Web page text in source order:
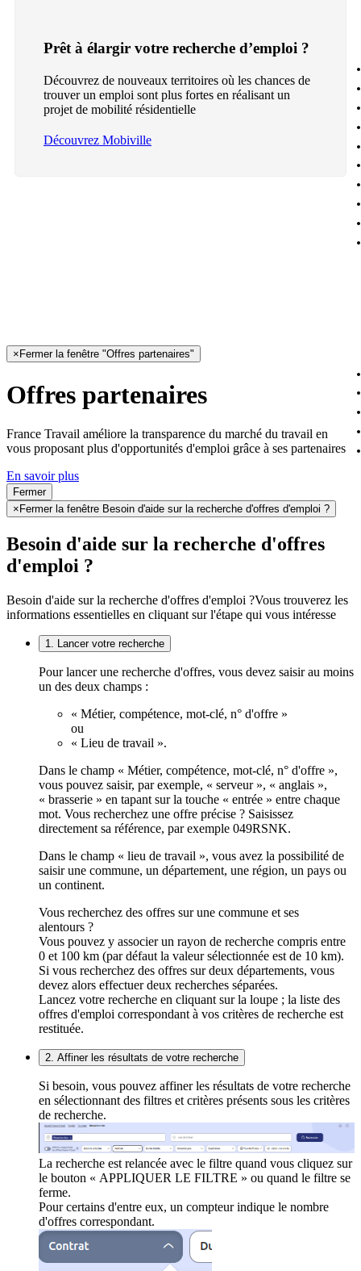
Prêt à élargir votre recherche d’emploi ?
Découvrez de nouveaux territoires où les chances de
trouver un emploi sont plus fortes en réalisant un
projet de mobilité résidentielle
Découvrez Mobiville
× Fermer la fenêtre "Offres partenaires"
Offres partenaires
France Travail améliore la transparence du marché du travail en
vous proposant plus d'opportunités d'emploi grâce à ses partenaires
En savoir plus
Fermer
× Fermer la fenêtre Besoin d'aide sur la recherche d'offres d'emploi ?
Besoin d'aide sur la recherche d'offres
d'emploi ?
Besoin d'aide sur la recherche d'offres d'emploi ?Vous trouverez les
informations essentielles en cliquant sur l'étape qui vous intéresse
1. Lancer votre recherche
Pour lancer une recherche d'offres, vous devez saisir au moins
un des deux champs :
« Métier, compétence, mot-clé, n° d'offre »
ou
« Lieu de travail ».
Dans le champ « Métier, compétence, mot-clé, n° d'offre »,
vous pouvez saisir, par exemple, « serveur », « anglais »,
« brasserie » en tapant sur la touche « entrée » entre chaque
mot. Vous recherchez une offre précise ? Saisissez
directement sa référence, par exemple 049RSNK.
Dans le champ « lieu de travail », vous avez la possibilité de
saisir une commune, un département, une région, un pays ou
un continent.
Vous recherchez des offres sur une commune et ses
alentours ?
Vous pouvez y associer un rayon de recherche compris entre
0 et 100 km (par défaut la valeur sélectionnée est de 10 km).
Si vous recherchez des offres sur deux départements, vous
devez alors effectuer deux recherches séparées.
Lancez votre recherche en cliquant sur la loupe ; la liste des
offres d'emploi correspondant à vos critères de recherche est
restituée.
2. Affiner les résultats de votre recherche
Si besoin, vous pouvez affiner les résultats de votre recherche
en sélectionnant des filtres et critères présents sous les critères
de recherche.
La recherche est relancée avec le filtre quand vous cliquez sur
le bouton « APPLIQUER LE FILTRE » ou quand le filtre se
ferme.
Pour certains d'entre eux, un compteur indique le nombre
d'offres correspondant.